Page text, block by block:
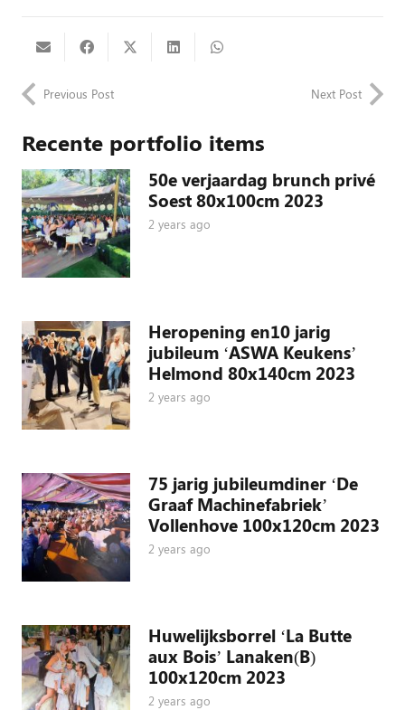
Previous Post Next Post
Recente portfolio items
50e verjaardag brunch privé
Soest 80x100cm 2023
2 years ago
Heropening en10 jarig
jubileum ‘ASWA Keukens’
Helmond 80x140cm 2023
2 years ago
75 jarig jubileumdiner ‘De
Graaf Machinefabriek’
Vollenhove 100x120cm 2023
2 years ago
Huwelijksborrel ‘La Butte
aux Bois’ Lanaken(B)
100x120cm 2023
2 years ago